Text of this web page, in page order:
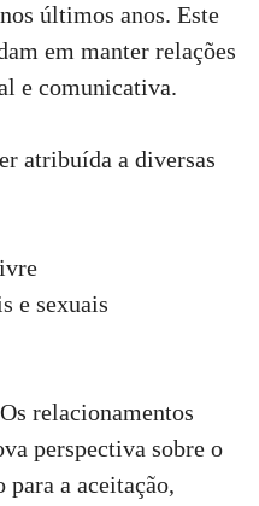
últimos anos. Este
em manter relações
e comunicativa.
atribuída a diversas
e sexuais
relacionamentos
perspectiva sobre o
a aceitação,